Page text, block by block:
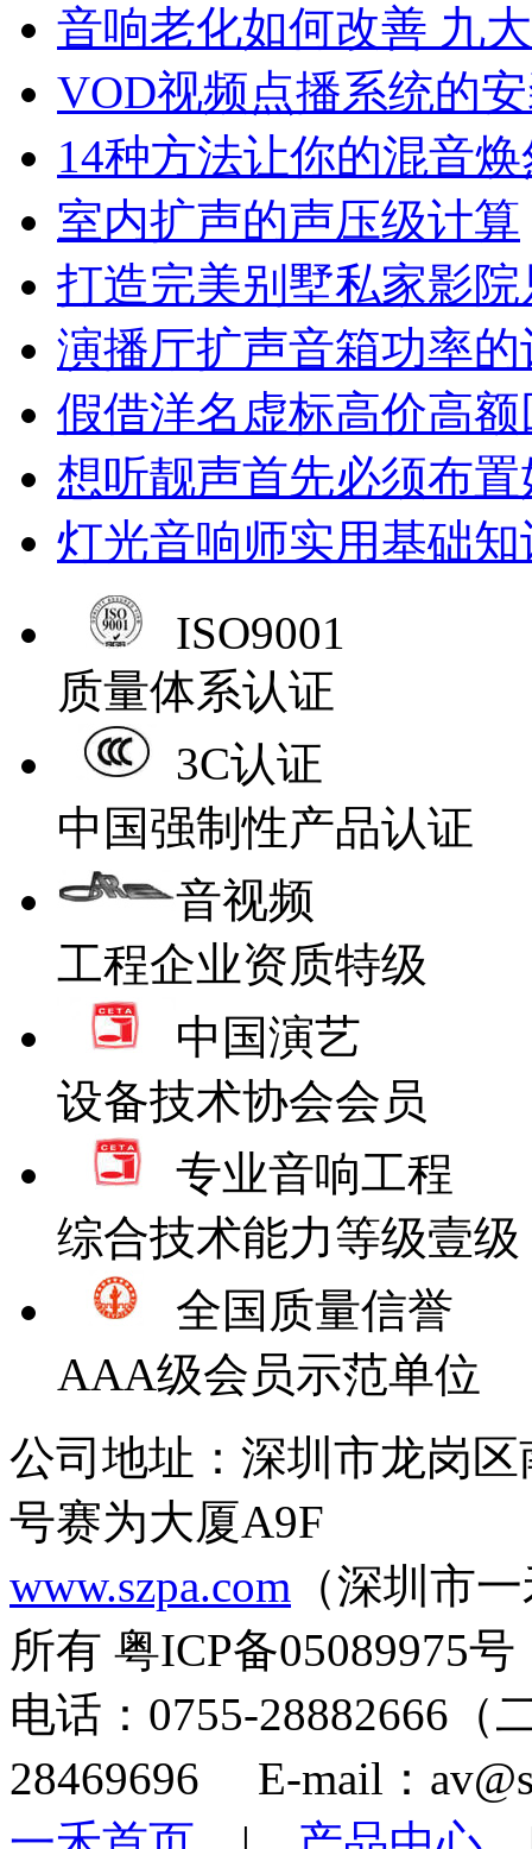
音响老化如何改善 九
VOD视频点播系统的
14种方法让你的混音
室内扩声的声压级计算
打造完美别墅私家影
演播厅扩声音箱功率的
假借洋名虚标高价高
想听靓声首先必须布
灯光音响师实用基础
ISO9001
质量体系认证
3C认证
中国强制性产品认证
音视频
工程企业资质特级
中国演艺
设备技术协会会员
专业音响工程
综合技术能力等级壹级
全国质量信誉
AAA级会员示范单位
公司地址：深圳市龙岗
号赛为大厦A9F
www.szpa.com （深圳市
所有 粤ICP备05089975号
电话：0755-28882666
28469696 E-mail：